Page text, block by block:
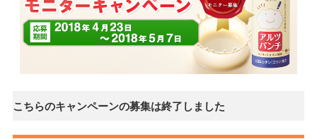
こちらのキャンペーンの募集は終了しました